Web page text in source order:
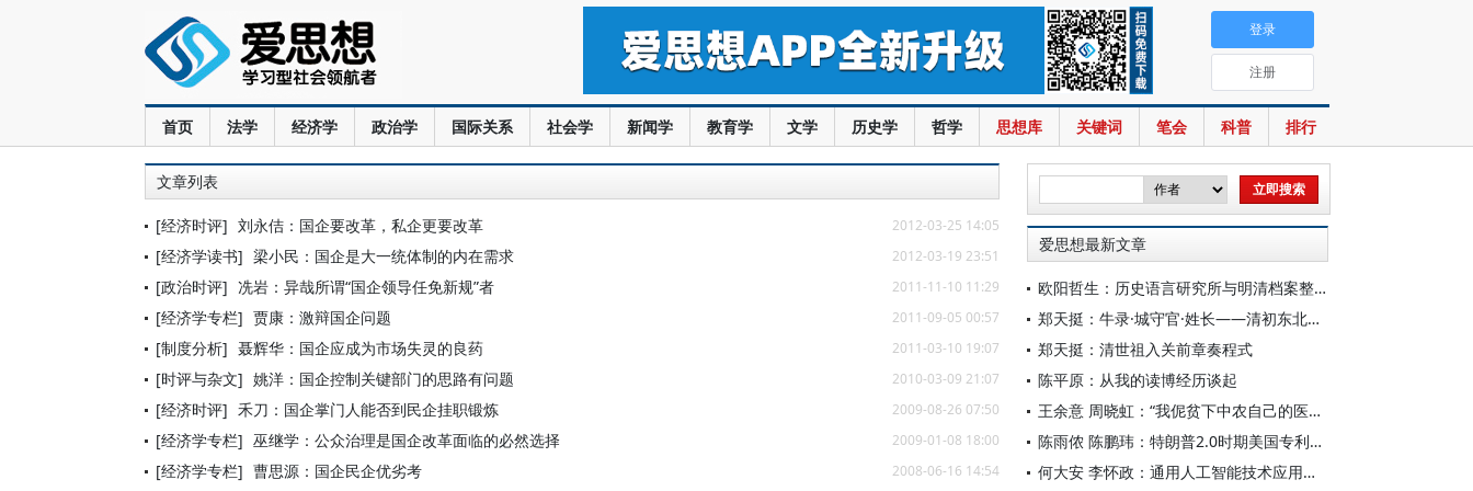
首页 法学 经济学 政治学 国际关系 社会学 新闻学 教育学 文学 历史学 哲学 思想库 关键词 笔会 科普 排行
登录
注册
文章列表
[经济时评] 刘永佶：国企要改革，私企更要改革 2012-03-25 14:05
[经济学读书] 梁小民：国企是大一统体制的内在需求 2012-03-19 23:51
[政治时评] 冼岩：异哉所谓“国企领导任免新规”者 2011-11-10 11:29
[经济学专栏] 贾康：激辩国企问题 2011-09-05 00:57
[制度分析] 聂辉华：国企应成为市场失灵的良药 2011-03-10 19:07
[时评与杂文] 姚洋：国企控制关键部门的思路有问题 2010-03-09 21:07
[经济时评] 禾刀：国企掌门人能否到民企挂职锻炼 2009-08-26 07:50
[经济学专栏] 巫继学：公众治理是国企改革面临的必然选择 2009-01-08 18:00
[经济学专栏] 曹思源：国企民企优劣考 2008-06-16 14:54
爱思想最新文章
欧阳哲生：历史语言研究所与明清档案整理工作（1928-1949年）
郑天挺：牛录·城守官·姓长——清初东北的地方行政机构
郑天挺：清世祖入关前章奏程式
陈平原：从我的读博经历谈起
王余意 周晓虹：“我伲贫下中农自己的医生”——赤脚医生的视觉表征与形象建构（1965—1978）
陈雨侬 陈鹏玮：特朗普2.0时期美国专利制度的“武器化”演进与中国应对
何大安 李怀政：通用人工智能技术应用下的数字调节机制